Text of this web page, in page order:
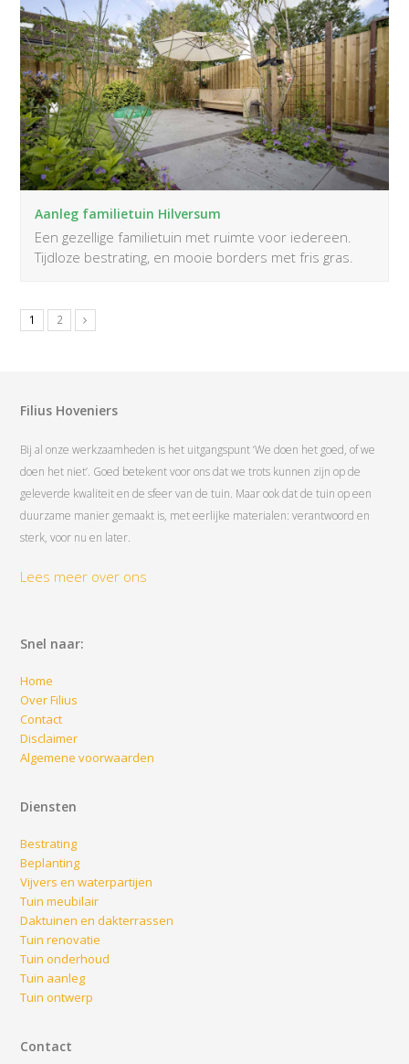
Aanleg familietuin Hilversum
Een gezellige familietuin met ruimte voor iedereen.
Tijdloze bestrating, en mooie borders met fris gras.
1 2
Filius Hoveniers
Bij al onze werkzaamheden is het uitgangspunt ‘We doen het goed, of we
doen het niet’. Goed betekent voor ons dat we trots kunnen zijn op de
geleverde kwaliteit en de sfeer van de tuin. Maar ook dat de tuin op een
duurzame manier gemaakt is, met eerlijke materialen: verantwoord en
sterk, voor nu en later.
Lees meer over ons
Snel naar:
Home
Over Filius
Contact
Disclaimer
Algemene voorwaarden
Diensten
Bestrating
Beplanting
Vijvers en waterpartijen
Tuin meubilair
Daktuinen en dakterrassen
Tuin renovatie
Tuin onderhoud
Tuin aanleg
Tuin ontwerp
Contact